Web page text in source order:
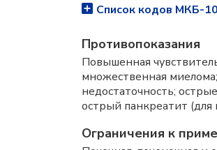
Список кодов МКБ-10
Противопоказания
Повышенная
множественная
недостаточность;
острый панкреатит
Ограничения к